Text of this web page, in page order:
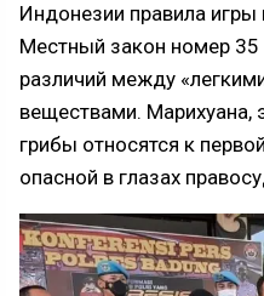
Индонезии правила
Местный закон номер 35
различий между
веществами. Марихуана,
грибы относятся к
опасной в глазах